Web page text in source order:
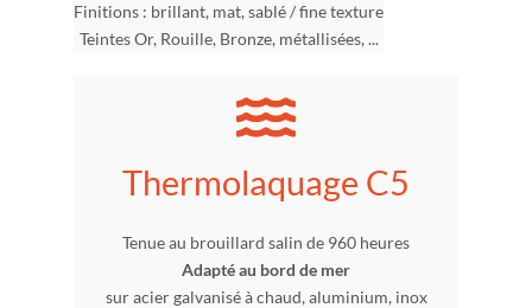
Finitions : brillant, mat, sablé / fine texture
Teintes Or, Rouille, Bronze, métallisées, ...
Thermolaquage C5
Tenue au brouillard salin de 960 heures
Adapté au bord de mer
sur acier galvanisé à chaud, aluminium, inox